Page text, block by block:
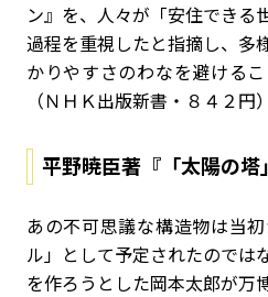
ン』を、人々が「安住できる
過程を重視したと指摘し、多
かりやすさのわなを避ける
（ＮＨＫ出版新書・８４２円）
平野暁臣著『「太陽の
あの不可思議な構造物は当
ル」として予定されたのでは
を作ろうとした岡本太郎が万